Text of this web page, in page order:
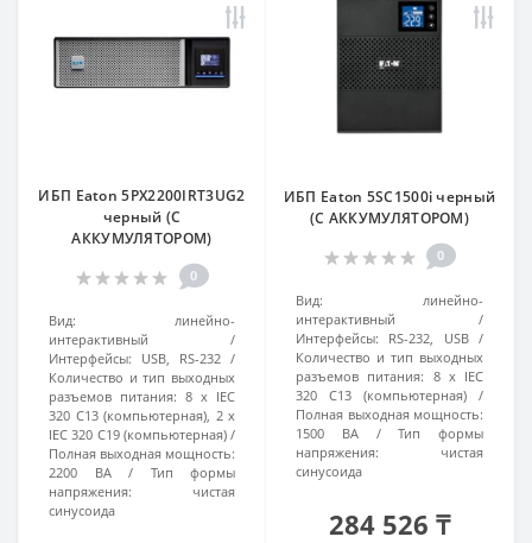
ИБП Eaton 5PX2200IRT3UG2
черный (С
АККУМУЛЯТОРОМ)
0
Вид:
линейно-
интерактивный
Интерфейсы:
USB, RS-232
Количество и тип выходных
разъемов питания: 8 х IEC
320 C13 (компьютерная), 2 х
IEC 320 C19 (компьютерная)
Полная выходная мощность:
2200 ВА
Тип формы
напряжения:
чистая
синусоида
ИБП Eaton 5SC1500i черный
(С АККУМУЛЯТОРОМ)
0
Вид:
линейно-
интерактивный
Интерфейсы:
RS-232, USB
Количество и тип выходных
разъемов питания: 8 х IEC
320 C13 (компьютерная)
Полная выходная мощность:
1500 ВА
Тип формы
напряжения:
чистая
синусоида
284 526 ₸